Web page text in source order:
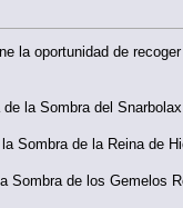
la oportunidad de
la Sombra del
Sombra de la Reina de
Sombra de los Gemelos